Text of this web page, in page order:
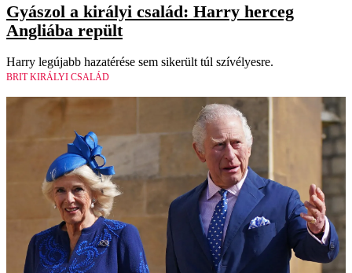
Gyászol a királyi család: Harry herceg
Angliába repült
Harry legújabb hazatérése sem sikerült túl szívélyesre.
BRIT KIRÁLYI CSALÁD